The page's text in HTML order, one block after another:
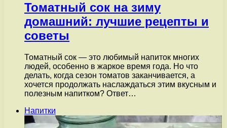
Томатный сок на зиму
домашний: лучшие рецепты и
советы
Томатный сок — это любимый напиток многих
людей, особенно в жаркое время года. Но что
делать, когда сезон томатов заканчивается, а
хочется продолжать наслаждаться этим вкусным и
полезным напитком? Ответ…
Напитки